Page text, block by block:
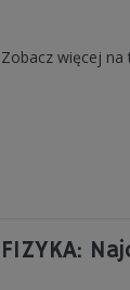
Zobacz więcej na
FIZYKA: